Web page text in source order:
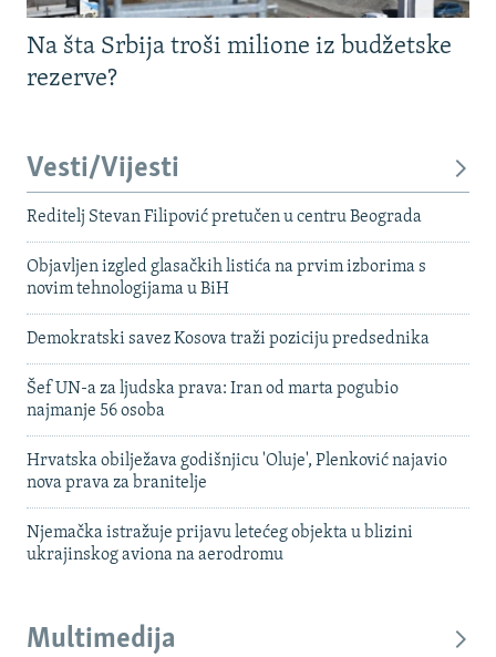
Na šta Srbija troši milione iz budžetske
rezerve?
Vesti/Vijesti
Reditelj Stevan Filipović pretučen u centru Beograda
Objavljen izgled glasačkih listića na prvim izborima s
novim tehnologijama u BiH
Demokratski savez Kosova traži poziciju predsednika
Šef UN-a za ljudska prava: Iran od marta pogubio
najmanje 56 osoba
Hrvatska obilježava godišnjicu 'Oluje', Plenković najavio
nova prava za branitelje
Njemačka istražuje prijavu letećeg objekta u blizini
ukrajinskog aviona na aerodromu
Multimedija